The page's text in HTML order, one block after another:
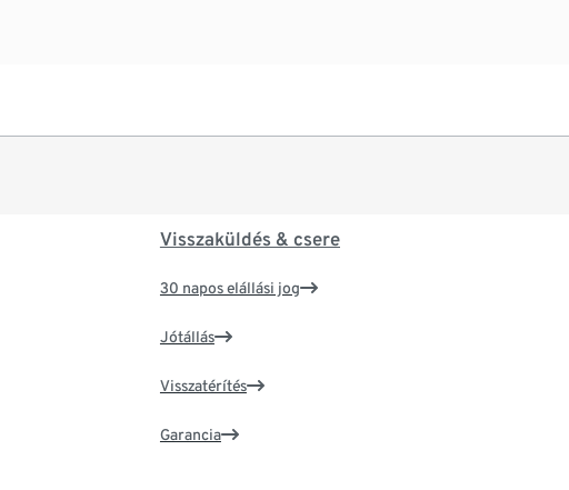
Visszaküldés & csere
30 napos elállási jog
Jótállás
Visszatérítés
Garancia